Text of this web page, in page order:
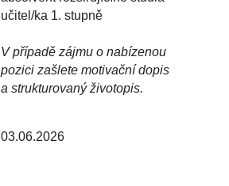
učitel/ka 1. stupně
V případě zájmu o nabízenou
pozici zašlete motivační dopis
a strukturovaný životopis.
03.06.2026